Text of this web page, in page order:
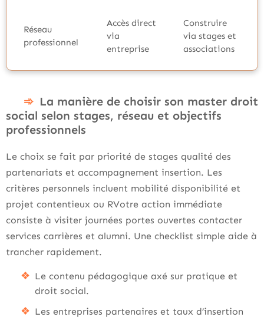
Réseau
professionnel
Accès direct
via
entreprise
Construire
via stages et
associations
La manière de choisir son master droit
social selon stages, réseau et objectifs
professionnels
Le choix se fait par priorité de stages qualité des
partenariats et accompagnement insertion. Les
critères personnels incluent mobilité disponibilité et
projet contentieux ou RVotre action immédiate
consiste à visiter journées portes ouvertes contacter
services carrières et alumni. Une checklist simple aide à
trancher rapidement.
Le contenu pédagogique axé sur pratique et
droit social.
Les entreprises partenaires et taux d’insertion